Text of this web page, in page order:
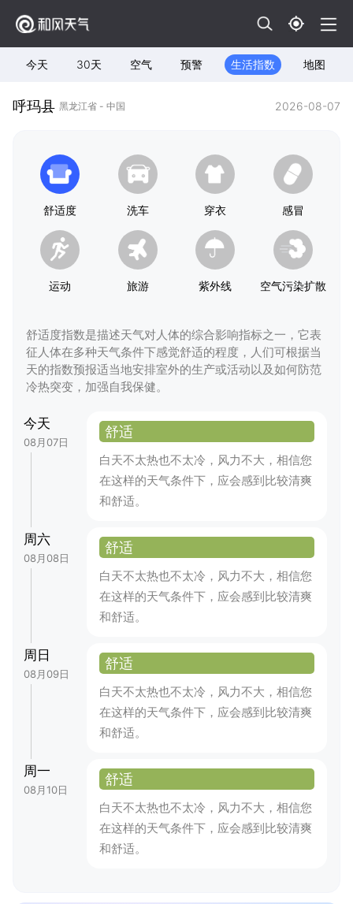
今天 30天 空气 预警 生活指数 地图
呼玛县 黑龙江省 - 中国 2026-08-07
舒适度 洗车 穿衣 感冒
运动 旅游 紫外线 空气污染扩散
舒适度指数是描述天气对人体的综合影响指标之一，它表
征人体在多种天气条件下感觉舒适的程度，人们可根据当
天的指数预报适当地安排室外的生产或活动以及如何防范
冷热突变，加强自我保健。
今天
08月07日
舒适
白天不太热也不太冷，风力不大，相信您
在这样的天气条件下，应会感到比较清爽
和舒适。
周六
08月08日
舒适
白天不太热也不太冷，风力不大，相信您
在这样的天气条件下，应会感到比较清爽
和舒适。
周日
08月09日
舒适
白天不太热也不太冷，风力不大，相信您
在这样的天气条件下，应会感到比较清爽
和舒适。
周一
08月10日
舒适
白天不太热也不太冷，风力不大，相信您
在这样的天气条件下，应会感到比较清爽
和舒适。